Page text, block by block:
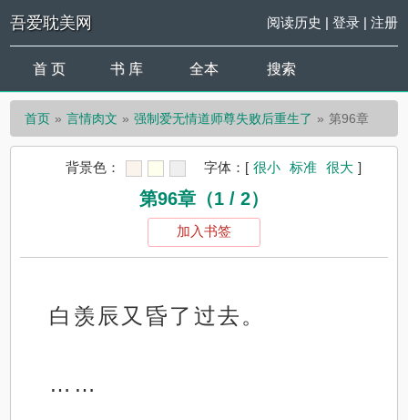
吾爱耽美网 阅读历史 | 登录| 注册
首 页 书 库 全本 搜索
首页 言情肉文 强制爱无情道师尊失败后重生了 第96章
背景色： 字体： [ 很小 标准 很大 ]
第96章（1 / 2）
加入书签
白羡辰又昏了过去。
……